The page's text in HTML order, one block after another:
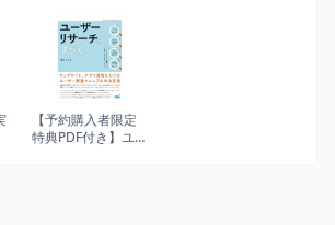
ンス、起業まで
【予約購入者限定
特典PDF付き】ユー